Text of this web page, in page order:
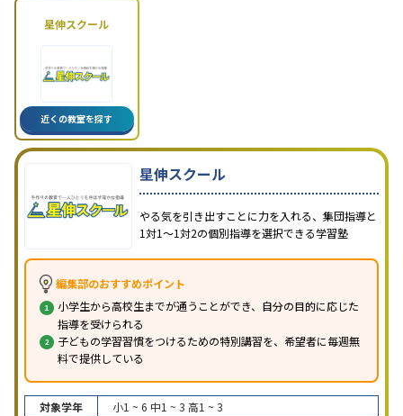
星伸スクール
近くの教室を探す
星伸スクール
やる気を引き出すことに力を入れる、集団指導と
1対1〜1対2の個別指導を選択できる学習塾
編集部のおすすめポイント
小学生から高校生までが通うことができ、自分の目的に応じた
指導を受けられる
子どもの学習習慣をつけるための特別講習を、希望者に毎週無
料で提供している
対象学年 小1 ~ 6 中1 ~ 3 高1 ~ 3